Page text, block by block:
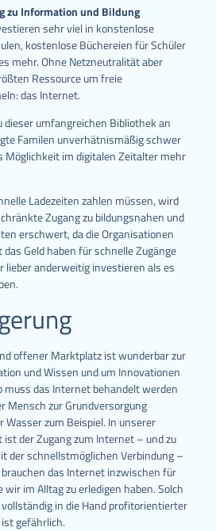
zu Information und Bildung
sehr viel in konstenlose
kostenlose Büchereien für Schüler
mehr. Ohne Netzneutralität aber
Ressource um freie
das Internet.
dieser umfangreichen Bibliothek an
Familen unverhätnismäßig schwer
im digitalen Zeitalter mehr
Ladezeiten zahlen müssen, wird
Zugang zu bildungsnahen und
erschwert, da die Organisationen
Geld haben für schnelle Zugänge
lieber anderweitig investieren als es
offener Marktplatz ist wunderbar zur
und Wissen und um Innovationen
muss das Internet behandelt werden
Mensch zur Grundversorgung
zum Beispiel. In unserer
der Zugang zum Internet – und zu
der schnellstmöglichen Verbindung –
das Internet inzwischen für
wir im Alltag zu erledigen haben. Solch
in die Hand profitorientierter
gefährlich.